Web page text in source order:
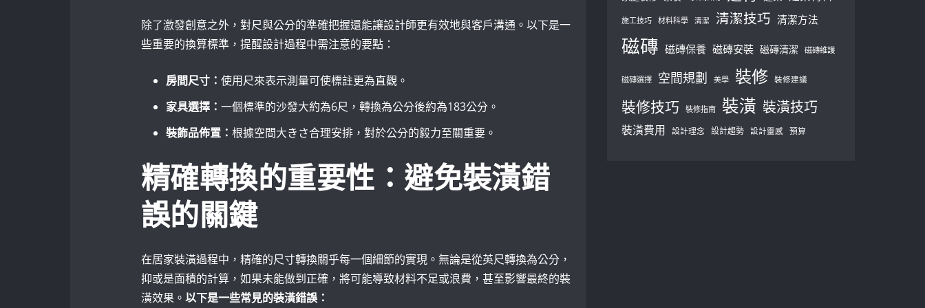
除了激發創意之外，對尺與公分的準確把握還能讓設計師更有效地與客戶溝通。以下是一
些重要的換算標準，提醒設計過程中需注意的要點：
房間尺寸： 使用尺來表示測量可使標註更為直觀。
家具選擇： 一個標準的沙發大約為6尺，轉換為公分後約為183公分。
裝飾品佈置： 根據空間大きさ合理安排，對於公分的毅力至關重要。
精確轉換的重要性：避免裝潢錯
誤的關鍵
在居家裝潢過程中，精確的尺寸轉換關乎每一個細節的實現。無論是從英尺轉換為公分，
抑或是面積的計算，如果未能做到正確，將可能導致材料不足或浪費，甚至影響最終的裝
潢效果。 以下是一些常見的裝潢錯誤：
施工技巧 材料科學 清潔 清潔技巧 清潔方法
磁磚 磁磚保養 磁磚安裝 磁磚清潔 磁磚維護
磁磚選擇 空間規劃 美學 裝修 裝修建議
裝修技巧 裝修指南 裝潢 裝潢技巧
裝潢費用 設計理念 設計趨勢 設計靈感 預算